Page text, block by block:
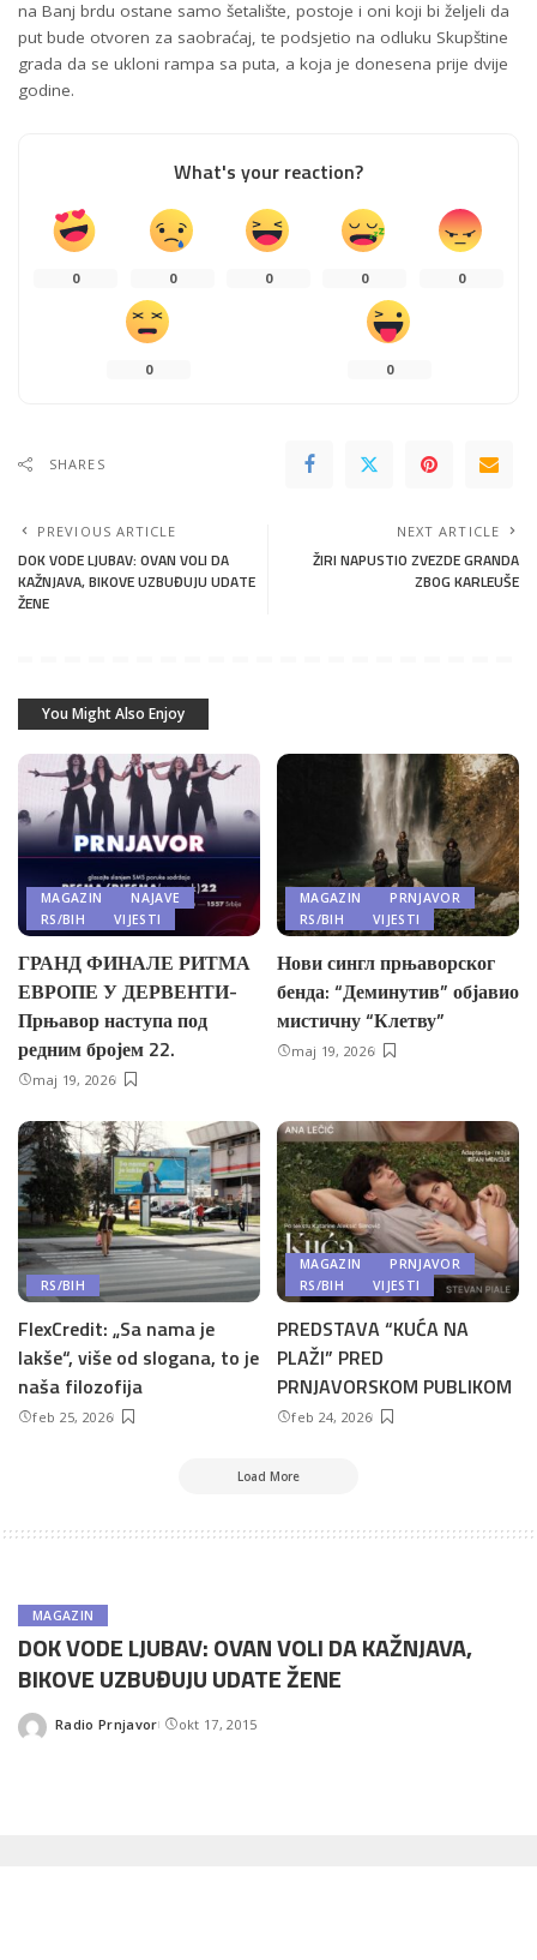
na Banj brdu ostane samo šetalište, postoje i oni koji bi željeli da
put bude otvoren za saobraćaj, te podsjetio na odluku Skupštine
grada da se ukloni rampa sa puta, a koja je donesena prije dvije
godine.
What's your reaction?
0 0 0 0 0
0 0
SHARES
PREVIOUS ARTICLE
DOK VODE LJUBAV: OVAN VOLI DA
KAŽNJAVA, BIKOVE UZBUĐUJU UDATE
ŽENE
NEXT ARTICLE
ŽIRI NAPUSTIO ZVEZDE GRANDA
ZBOG KARLEUŠE
You Might Also Enjoy
MAGAZIN
NAJAVE
RS/BIH
VIJESTI
ГРАНД ФИНАЛЕ РИТМА
ЕВРОПЕ У ДЕРВЕНТИ-
Прњавор наступа под
редним бројем 22.
maj 19, 2026
MAGAZIN
PRNJAVOR
RS/BIH
VIJESTI
Нови сингл прњаворског
бенда: “Деминутив” објавио
мистичну “Клетву”
maj 19, 2026
RS/BIH
FlexCredit: „Sa nama je
lakše“, više od slogana, to je
naša filozofija
feb 25, 2026
MAGAZIN
PRNJAVOR
RS/BIH
VIJESTI
PREDSTAVA “KUĆA NA
PLAŽI” PRED
PRNJAVORSKOM PUBLIKOM
feb 24, 2026
Load More
MAGAZIN
DOK VODE LJUBAV: OVAN VOLI DA KAŽNJAVA,
BIKOVE UZBUĐUJU UDATE ŽENE
Posted
Radio Prnjavor okt 17, 2015